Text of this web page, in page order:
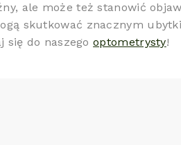
ale może też stanowić
skutkować znacznym
się do naszegooptometrysty!